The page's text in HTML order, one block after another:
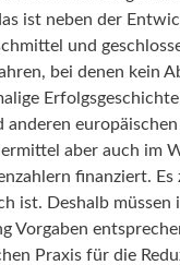
ist neben der
und
bei denen kein
anderen
aber auch im
finanziert. Es
ist. Deshalb müssen
Vorgaben
Praxis für die